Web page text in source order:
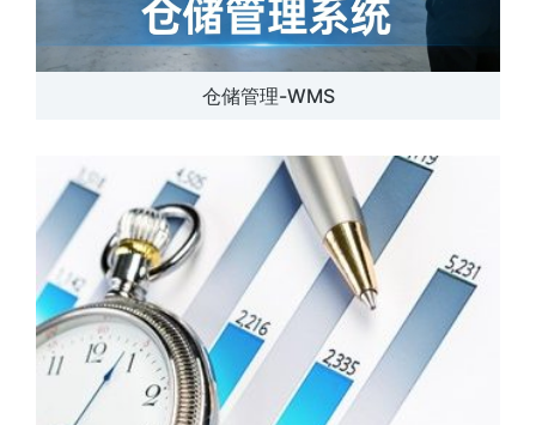
仓储管理-WMS